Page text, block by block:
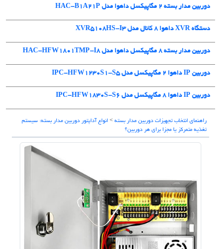
دوربین مدار بسته ۲ مگاپیکسل داهوا مدل HAC-B1A21P
دستگاه XVR داهوا 8 کانال مدل XVR5108HS-I3
دوربین مدار بسته 8 مگاپیکسل داهوا مدل HAC-HFW1801TMP-I8
دوربین IP داهوا 2 مگاپیکسل مدل IPC-HFW1230S1-S5
دوربین IP داهوا 8 مگاپیکسل مدل IPC-HFW1830S-S6
راهنمای انتخاب تجهیزات دوربین مدار بسته > انواع آداپتور دوربین مدار بسته: سیستم
تغذیه متمرکز یا مجزا برای هر دوربین؟